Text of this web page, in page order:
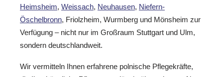
Heimsheim, Weissach, Neuhausen, Niefern-
Öschelbronn, Friolzheim, Wurmberg und Mönsheim zur
Verfügung – nicht nur im Großraum Stuttgart und Ulm,
sondern deutschlandweit.
Wir vermitteln Ihnen erfahrene polnische Pflegekräfte,